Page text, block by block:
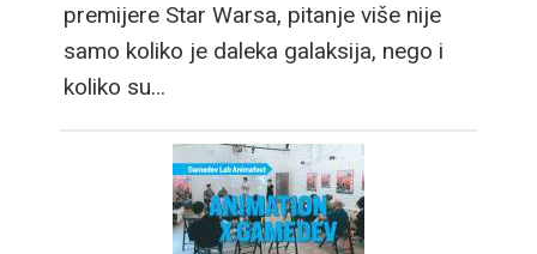
premijere Star Warsa, pitanje više nije
samo koliko je daleka galaksija, nego i
koliko su…